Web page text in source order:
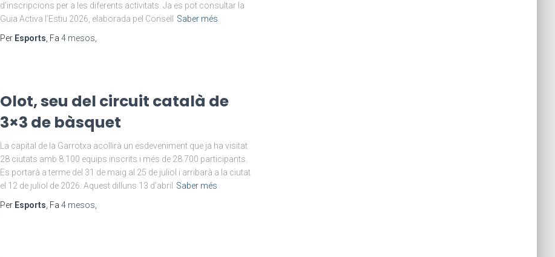
d’inscripcions per a les diferents activitats. Ja es pot consultar la
Guia Activa l’Estiu 2026, elaborada pel Consell
Saber més
Per Esports , Fa 4 mesos
Olot, seu del circuit català de
3×3 de bàsquet
La capital de la Garrotxa acollirà un esdeveniment que ja ha visitat
28 ciutats amb 8.100 equips inscrits i més de 28.700 participants.
Es portarà a terme del 31 de maig al 25 de juliol i arribarà a la ciutat
el 12 de juliol de 2026. Aquest dilluns 13 d’abril
Saber més
Per Esports , Fa 4 mesos